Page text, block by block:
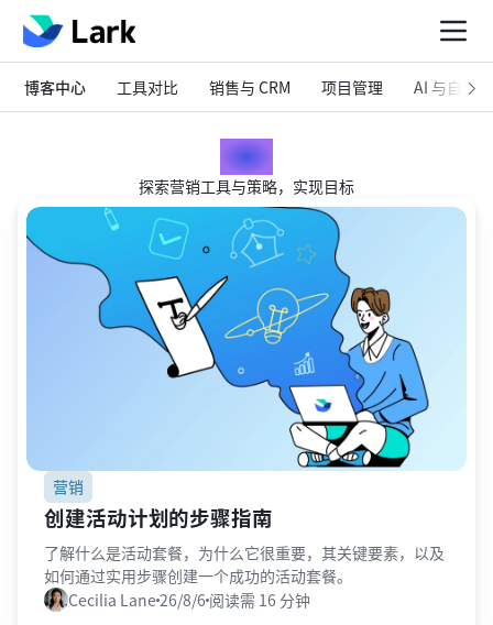
博客中心 工具对比 销售与 CRM 项目管理 AI 与自动化
营销
探索营销工具与策略，实现目标
营销
创建活动计划的步骤指南
了解什么是活动套餐，为什么它很重要，其关键要素，以及
如何通过实用步骤创建一个成功的活动套餐。
Cecilia Lane 26/8/6 阅读需 16 分钟